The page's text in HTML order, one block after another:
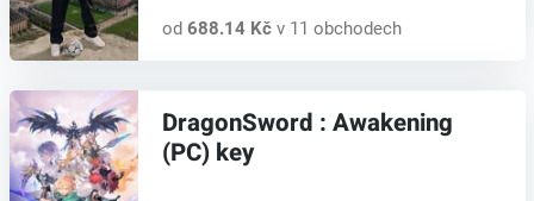
od 688.14 Kčv 11 obchodech
DragonSword : Awakening
(PC) key